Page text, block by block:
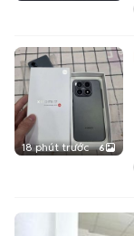
18 phút trước 6